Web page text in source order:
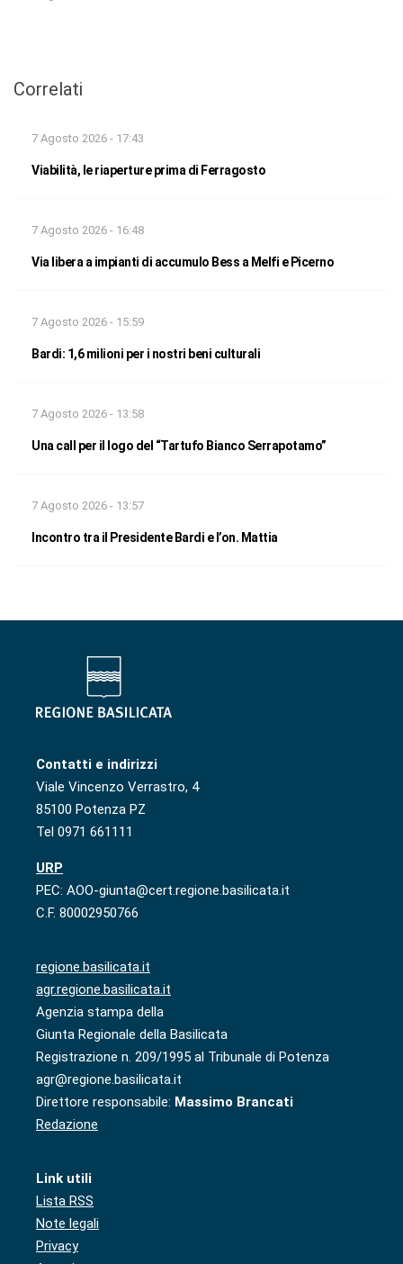
Correlati
7 Agosto 2026 - 17:43
Viabilità, le riaperture prima di Ferragosto
7 Agosto 2026 - 16:48
Via libera a impianti di accumulo Bess a Melfi e Picerno
7 Agosto 2026 - 15:59
Bardi: 1,6 milioni per i nostri beni culturali
7 Agosto 2026 - 13:58
Una call per il logo del “Tartufo Bianco Serrapotamo”
7 Agosto 2026 - 13:57
Incontro tra il Presidente Bardi e l’on. Mattia
Contatti e indirizzi
Viale Vincenzo Verrastro, 4
85100 Potenza PZ
Tel 0971 661111
URP
PEC: AOO-giunta@cert.regione.basilicata.it
C.F. 80002950766
regione.basilicata.it
agr.regione.basilicata.it
Agenzia stampa della
Giunta Regionale della Basilicata
Registrazione n. 209/1995 al Tribunale di Potenza
agr@regione.basilicata.it
Direttore responsabile: Massimo Brancati
Redazione
Link utili
Lista RSS
Note legali
Privacy